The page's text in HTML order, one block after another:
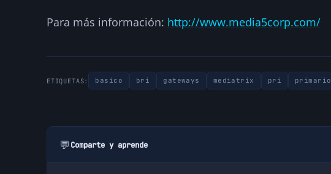
Para más información: http://www.media5corp.com/
ETIQUETAS: basico bri gateways mediatrix pri primario
💬Comparte y aprende